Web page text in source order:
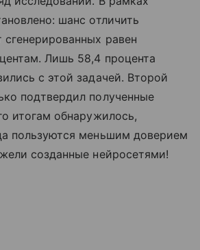
шанс отличить
равен
Лишь 58,4 процента
с этой задачей. Второй
подтвердил полученные
итогам обнаружилось,
пользуются меньшим доверием
созданные нейросетями!